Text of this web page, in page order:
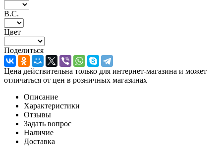
В.С.
Цвет
Поделиться
Цена действительна только для интернет-магазина и может
отличаться от цен в розничных магазинах
Описание
Характеристики
Отзывы
Задать вопрос
Наличие
Доставка